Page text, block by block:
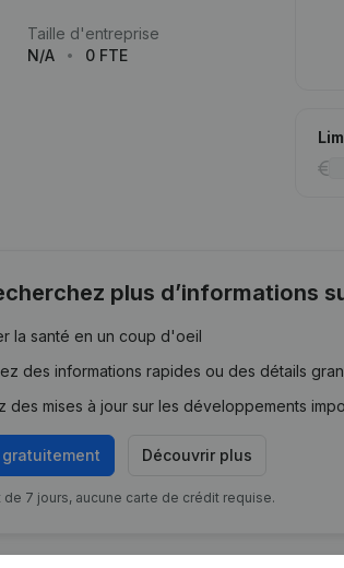
Taille d'entreprise
N/A
0 FTE
plus d’informations
la santé en un coup d'oeil
des informations rapides ou des détails
des mises à jour sur les développements
gratuitement Découvrir plus
de 7 jours, aucune carte de crédit requise.